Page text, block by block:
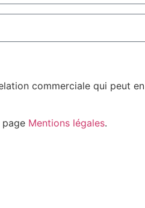
commerciale qui peut en
Mentions légales.